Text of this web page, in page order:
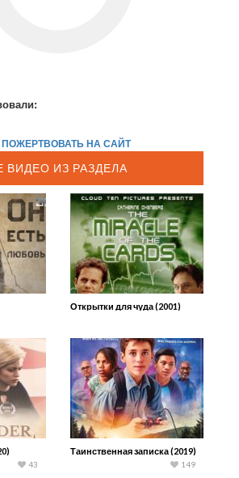
ПОЖЕРТВОВАТЬ НА САЙТ
ВИДЕО ИЗ РАЗДЕЛА
Открытки для чуда (2001)
43
Таинственная записка (2019)
149